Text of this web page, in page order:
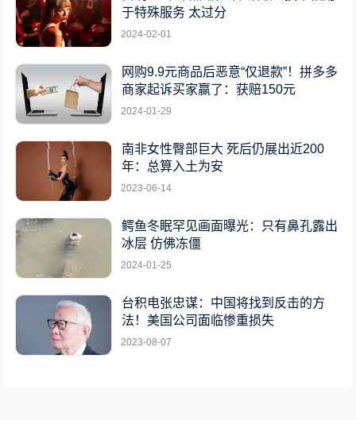
于特殊服务 太过分
2024-02-01
网购9.9元商品后恶意“仅退款”！拼多多
商家起诉买家赢了：获赔150元
2024-01-29
南非女性臀部巨大 死后仍展出近200
年：总算入土为安
2023-06-14
鳄鱼冬眠罕见画面曝光：只有鼻孔露出
冰层 仿佛冻僵
2024-01-25
台积电张忠谋：中国将找到反击的方
法！美国公司面临惨重损失
2023-08-07